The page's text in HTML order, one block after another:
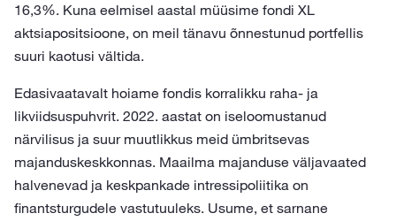
16,3%. Kuna eelmisel aastal müüsime fondi XL
aktsiapositsioone, on meil tänavu õnnestunud portfellis
suuri kaotusi vältida.
Edasivaatavalt hoiame fondis korralikku raha- ja
likviidsuspuhvrit. 2022. aastat on iseloomustanud
närvilisus ja suur muutlikkus meid ümbritsevas
majanduskeskkonnas. Maailma majanduse väljavaated
halvenevad ja keskpankade intressipoliitika on
finantsturgudele vastutuuleks. Usume, et sarnane